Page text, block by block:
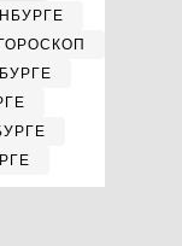
ГОРОСКОП